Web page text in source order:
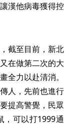
漢他病毒獲得控
截至目前，新北
在做第二次的大
全力以赴清消。
人，先前也進行
提高警覺，民眾
，可以打1999通